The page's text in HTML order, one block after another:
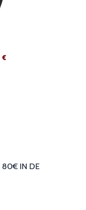
€
80€ IN DE